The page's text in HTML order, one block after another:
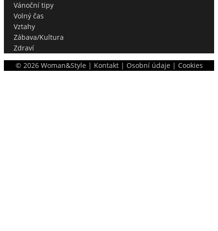
Vánoční tipy
Volný čas
Vztahy
Zábava/Kultura
Zdraví
© 2026Woman&Style | Kontakt| Osobní údaje | Cookies